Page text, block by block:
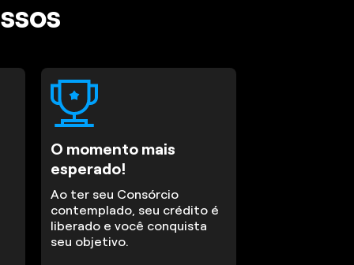
O momento mais
esperado!
Ao ter seu Consórcio
contemplado, seu crédito é
liberado e você conquista
seu objetivo.